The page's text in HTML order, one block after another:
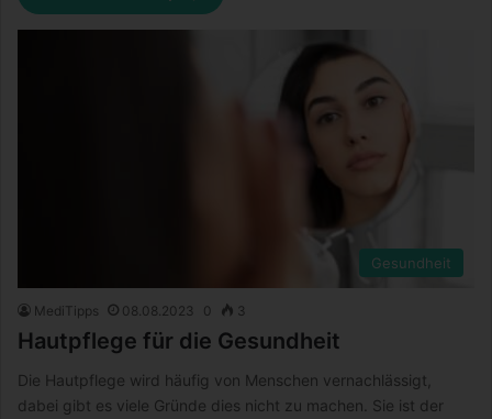
Gesundheit
MediTipps 08.08.2023 0 3
Hautpflege für die Gesundheit
Die Hautpflege wird häufig von Menschen vernachlässigt,
dabei gibt es viele Gründe dies nicht zu machen. Sie ist der